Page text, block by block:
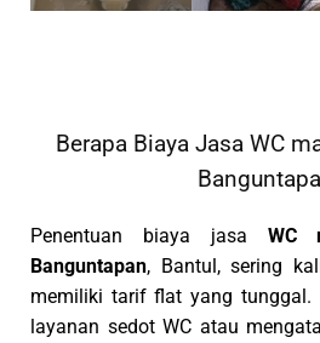
Berapa Biaya Jasa WC
Penentuan biaya jasa WC
Banguntapan, Bantul, sering
memiliki tarif flat yang tunggal.
layanan sedot WC atau